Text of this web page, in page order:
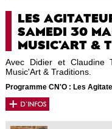
LES
SAMEDI 30
MUSIC'ART &
Avec Didier et Claudine
Music'Art & Traditions.
Programme CN'O : Les